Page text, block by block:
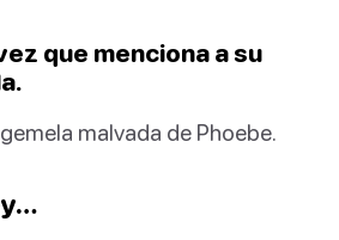
que menciona a su
malvada de Phoebe.